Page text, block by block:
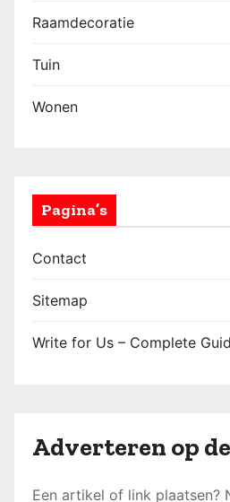
Raamdecoratie
Tuin
Wonen
Pagina’s
Contact
Sitemap
Write for Us – Complete
Adverteren op
Een artikel of link plaatsen?